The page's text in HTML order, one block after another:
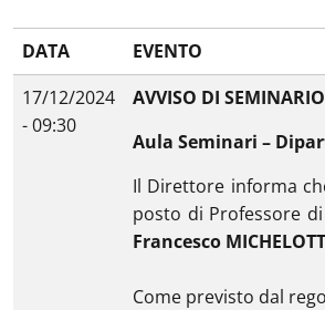
DATA
EVENTO
17/12/2024
- 09:30
AVVISO DI
Aula Seminari –
Il Direttore informa
posto di Professore di
Francesco
Come previsto dal